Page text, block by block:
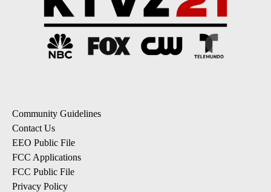
Community Guidelines
Contact Us
EEO Public File
FCC Applications
FCC Public File
Privacy Policy